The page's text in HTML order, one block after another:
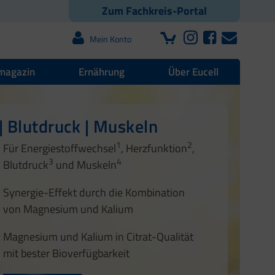
Zum Fachkreis-Portal
Mein Konto
Ernährung Über Eucell
Blutdruck | Muskeln
Für Energiestoffwechsel1, Herzfunktion2,
Blutdruck3 und Muskeln4
Synergie-Effekt durch die Kombination
von Magnesium und Kalium
Magnesium und Kalium in Citrat-Qualität
mit bester Bioverfügbarkeit
1
2
3
4
1 2